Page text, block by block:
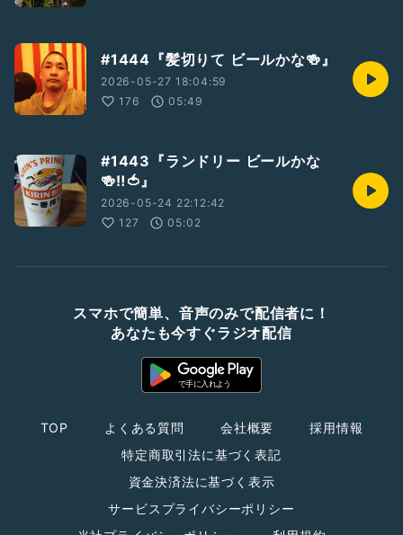
#1444『髪切りて ビールかな🍻』
2026-05-27 18:04:59
176
05:49
#1443『ランドリー ビールかな
🍻‼️🍅』
2026-05-24 22:12:42
127
05:02
スマホで簡単、音声のみで配信者に！
あなたも今すぐラジオ配信
TOP よくある質問 会社概要
採用情報
特定商取引法に基づく表記
資金決済法に基づく表示
サービスプライバシーポリシー